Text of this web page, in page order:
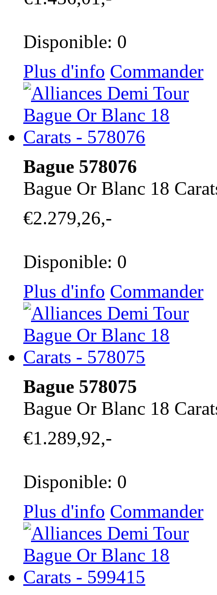
Disponible: 0
Plus d'info Commander
Bague 578076
Bague Or Blanc 18
€2.279,26,-
Disponible: 0
Plus d'info Commander
Bague 578075
Bague Or Blanc 18
€1.289,92,-
Disponible: 0
Plus d'info Commander